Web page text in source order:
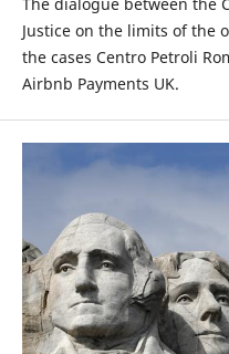
Justice on the limits of the
the cases Centro Petroli
Airbnb Payments UK.